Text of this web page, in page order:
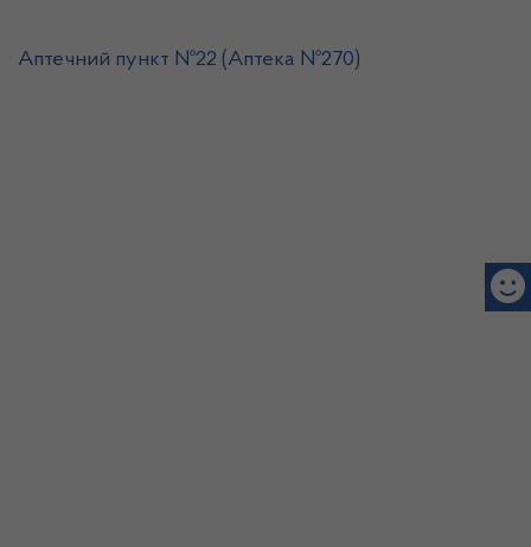
Аптечний пункт №22 (Аптека №270)